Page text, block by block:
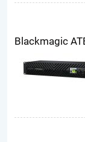
Blackmagic